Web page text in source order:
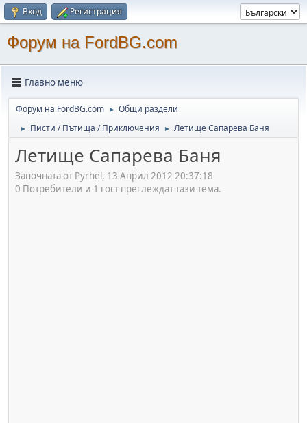
Вход Регистрация
Форум на FordBG.com
Главно меню
Форум на FordBG.com ► Общи раздели
► Писти / Пътища / Приключения ► Летище Сапарева Баня
Летище Сапарева Баня
Започната от Pyrhel, 13 Април 2012 20:37:18
0 Потребители и 1 гост преглеждат тази тема.